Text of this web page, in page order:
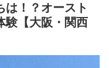
は！？オースト
験【大阪・関西